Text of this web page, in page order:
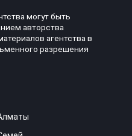
могут быть
авторства
агентства в
разрешения